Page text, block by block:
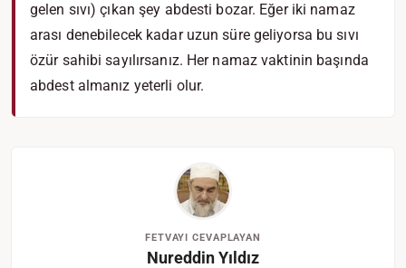
gelen sıvı) çıkan şey abdesti bozar. Eğer iki namaz
arası denebilecek kadar uzun süre geliyorsa bu sıvı
özür sahibi sayılırsanız. Her namaz vaktinin başında
abdest almanız yeterli olur.
FETVAYI CEVAPLAYAN
Nureddin Yıldız